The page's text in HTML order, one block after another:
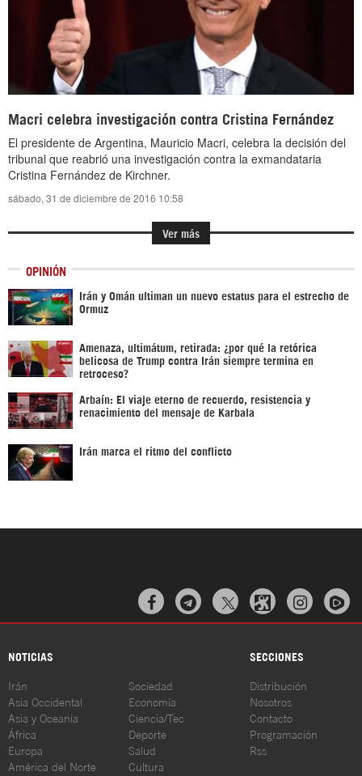
Macri celebra investigación contra Cristina Fernández
El presidente de Argentina, Mauricio Macri, celebra la decisión del
tribunal que reabrió una investigación contra la exmandataria
Cristina Fernández de Kirchner.
sábado, 31 de diciembre de 2016 10:58
Ver más
OPINIÓN
Irán y Omán ultiman un nuevo estatus para el estrecho de
Ormuz
Amenaza, ultimátum, retirada: ¿por qué la retórica
belicosa de Trump contra Irán siempre termina en
retroceso?
Arbaín: El viaje eterno de recuerdo, resistencia y
renacimiento del mensaje de Karbala
Irán marca el ritmo del conflicto
  
NOTICIAS SECCIONES
Irán
Asia Occidental
Asia y Oceanía
África
Europa
América del Norte
Sociedad
Economía
Ciencia/Tec
Deporte
Salud
Cultura
Distribución
Nosotros
Contacto
Programación
Rss